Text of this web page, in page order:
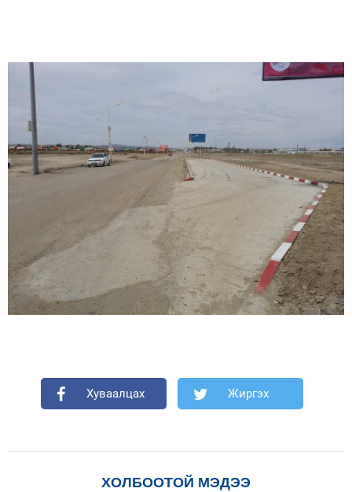
Хуваалцах Жиргэх
ХОЛБООТОЙ МЭДЭЭ